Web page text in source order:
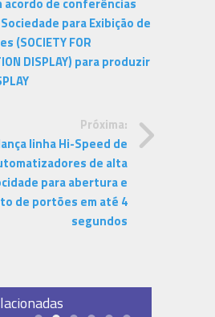
acordo de conferências
Sociedade para Exibição de
(SOCIETY FOR
DISPLAY) para produzir
Próxima:
linha Hi-Speed de
de alta
para abertura e
de portões em até 4
segundos